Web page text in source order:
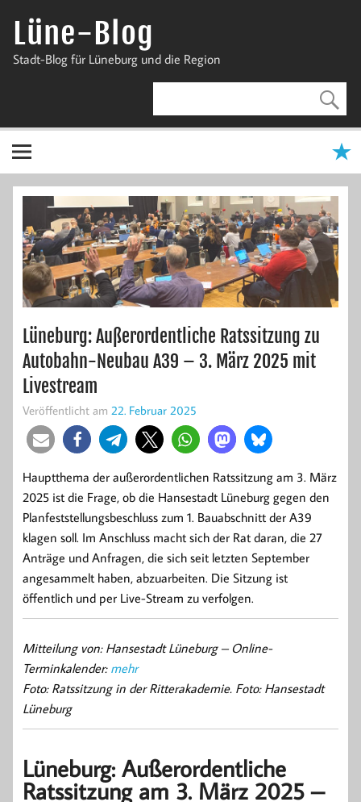
InhaltLüne-Blog
Stadt-Blog für Lüneburg und die Region
Lüneburg: Außerordentliche Ratssitzung zu
Autobahn-Neubau A39 – 3. März 2025 mit
Livestream
Veröffentlicht am 22. Februar 2025
Hauptthema der außerordentlichen Ratssitzung am 3. März
2025 ist die Frage, ob die Hansestadt Lüneburg gegen den
Planfeststellungsbeschluss zum 1. Bauabschnitt der A39
klagen soll. Im Anschluss macht sich der Rat daran, die 27
Anträge und Anfragen, die sich seit letzten September
angesammelt haben, abzuarbeiten. Die Sitzung ist
öffentlich und per Live-Stream zu verfolgen.
Mitteilung von: Hansestadt Lüneburg – Online-
Terminkalender: mehr
Foto: Ratssitzung in der Ritterakademie. Foto: Hansestadt
Lüneburg
Lüneburg: Außerordentliche
Ratssitzung am 3. März 2025 –